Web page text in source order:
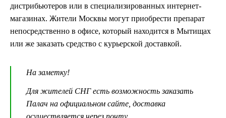
дистрибьютеров или в специализированных интернет-
магазинах. Жители Москвы могут приобрести препарат
непосредственно в офисе, который находится в Мытищах
или же заказать средство с курьерской доставкой.
На заметку!
Для жителей СНГ есть возможность заказать
Палач на официальном сайте, доставка